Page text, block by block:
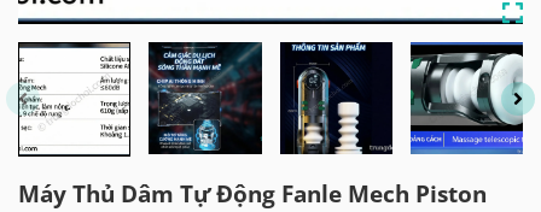
Máy Thủ Dâm Tự Động Fanle Mech Piston